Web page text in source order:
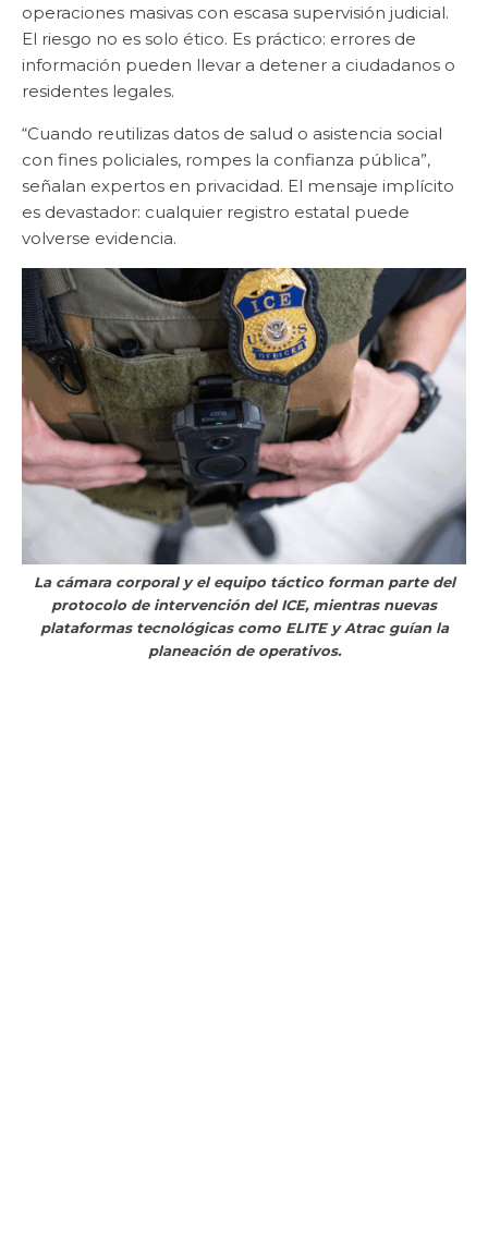
operaciones masivas con escasa supervisión judicial.
El riesgo no es solo ético. Es práctico: errores de
información pueden llevar a detener a ciudadanos o
residentes legales.
“Cuando reutilizas datos de salud o asistencia social
con fines policiales, rompes la confianza pública”,
señalan expertos en privacidad. El mensaje implícito
es devastador: cualquier registro estatal puede
volverse evidencia.
La cámara corporal y el equipo táctico forman parte del
protocolo de intervención del ICE, mientras nuevas
plataformas tecnológicas como ELITE y Atrac guían la
planeación de operativos.